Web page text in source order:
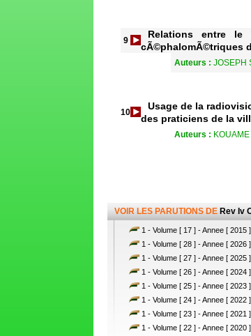
9
Relations entre le
cÃ©phalomÃ©triques
Auteurs : JOSEPH
10
Usage de la
des praticiens de la
Auteurs :
VOIR LES PARUTIONS DE Rev Iv
1 - Volume [ 17 ] - Annee [ 2015 ]
1 - Volume [ 28 ] - Annee [ 2026 ]
1 - Volume [ 27 ] - Annee [ 2025 ]
1 - Volume [ 26 ] - Annee [ 2024 ]
1 - Volume [ 25 ] - Annee [ 2023 ]
1 - Volume [ 24 ] - Annee [ 2022 ]
1 - Volume [ 23 ] - Annee [ 2021 ]
1 - Volume [ 22 ] - Annee [ 2020 ]